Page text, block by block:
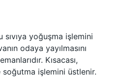
yoğuşma işlemini
odaya yayılmasını
Kısacası,
işlemini üstlenir.